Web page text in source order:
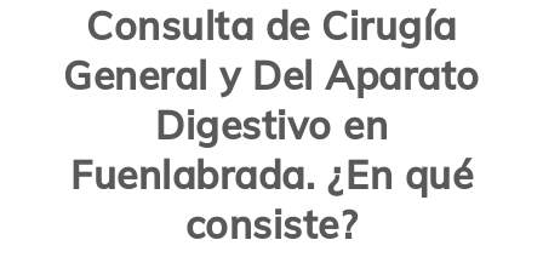
Consulta de Cirugía
General y Del Aparato
Digestivo en
Fuenlabrada. ¿En qué
consiste?